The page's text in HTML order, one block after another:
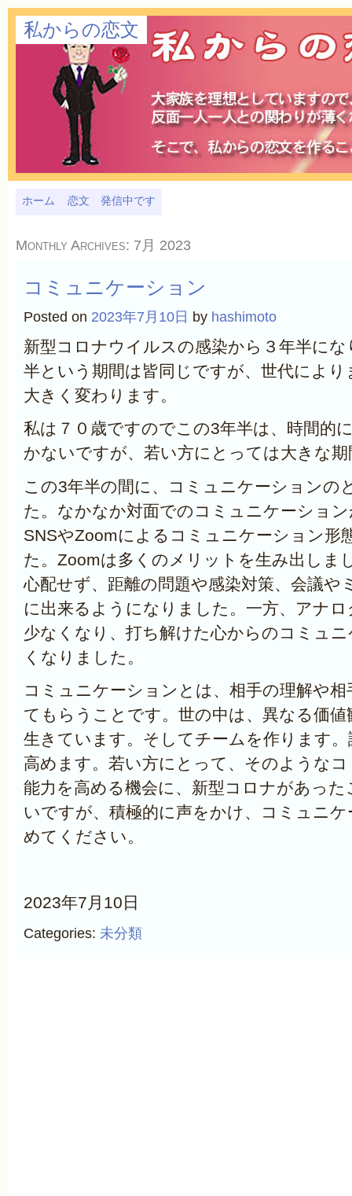
私からの恋文
ホーム 恋文 発信中です
Monthly Archives: 7月 2023
コミュニケーション
Posted on 2023年7月10日 by hashimoto
新型コロナウイルスの感染から３年半に
半という期間は皆同じですが、世代によ
大きく変わります。
私は７０歳ですのでこの3年半は、時間的
かないですが、若い方にとっては大きな
この3年半の間に、コミュニケーションの
た。なかなか対面でのコミュニケーショ
SNSやZoomによるコミュニケーション形
た。Zoomは多くのメリットを生み出しま
心配せず、距離の問題や感染対策、会議や
に出来るようになりました。一方、アナ
少なくなり、打ち解けた心からのコミュ
くなりました。
コミュニケーションとは、相手の理解や
てもらうことです。世の中は、異なる価
生きています。そしてチームを作ります
高めます。若い方にとって、そのような
能力を高める機会に、新型コロナがあっ
いですが、積極的に声をかけ、コミュニ
めてください。
2023年7月10日
Categories: 未分類